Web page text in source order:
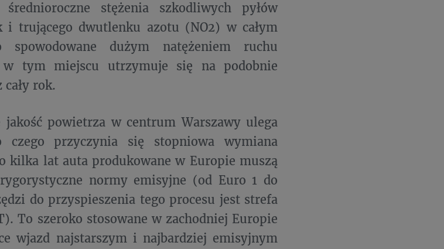
średnioroczne stężenia szkodliwych pyłów
i trującego dwutlenku azotu (NO2) w całym
spowodowane dużym natężeniem ruchu
w tym miejscu utrzymuje się na podobnie
rok.
jakość powietrza w centrum Warszawy ulega
czego przyczynia się stopniowa wymiana
kilka lat auta produkowane w Europie muszą
normy emisyjne (od Euro 1 do
do przyspieszenia tego procesu jest strefa
To szeroko stosowane w zachodniej Europie
wjazd najstarszym i najbardziej emisyjnym